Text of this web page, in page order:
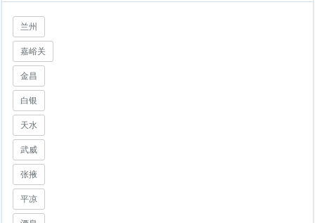
兰州
嘉峪关
金昌
白银
天水
武威
张掖
平凉